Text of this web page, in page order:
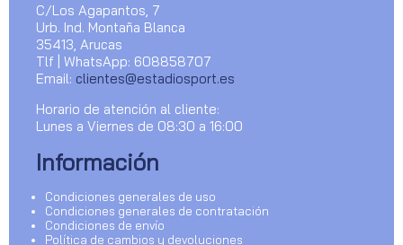
C/Los Agapantos, 7
Urb. Ind. Montaña Blanca
35413, Arucas
Tlf | WhatsApp: 608858707
Email: clientes@estadiosport.es
Horario de atención al cliente:
Lunes a Viernes de 08:30 a 16:00
Información
Condiciones generales de uso
Condiciones generales de contratación
Condiciones de envío
Política de cambios y devoluciones